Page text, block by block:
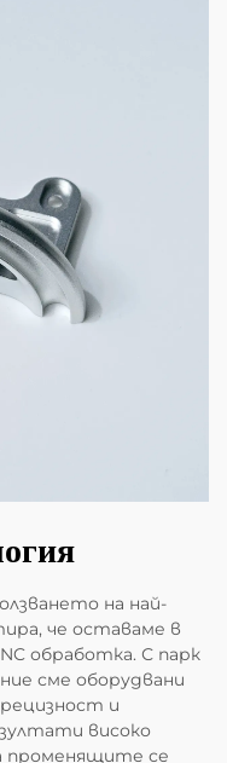
на най-
че оставаме в
обработка. С парк
сме оборудвани
и
високо
променящите се